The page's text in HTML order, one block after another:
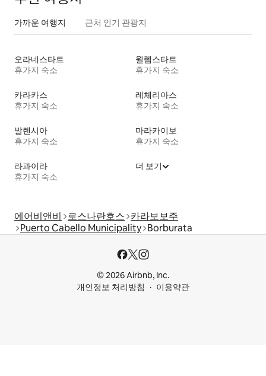
가까운 여행지 근처 인기 관광지
오라네스타트
휴가지 숙소
윌렘스타트
휴가지 숙소
카라카스
휴가지 숙소
레체리아스
휴가지 숙소
발렌시아
휴가지 숙소
마라카이보
휴가지 숙소
라과이라
휴가지 숙소
더 보기
에어비앤비 로스나란호스 카라보보주
Puerto Cabello Municipality Borburata
© 2026 Airbnb, Inc.
개인정보 처리방침
이용약관